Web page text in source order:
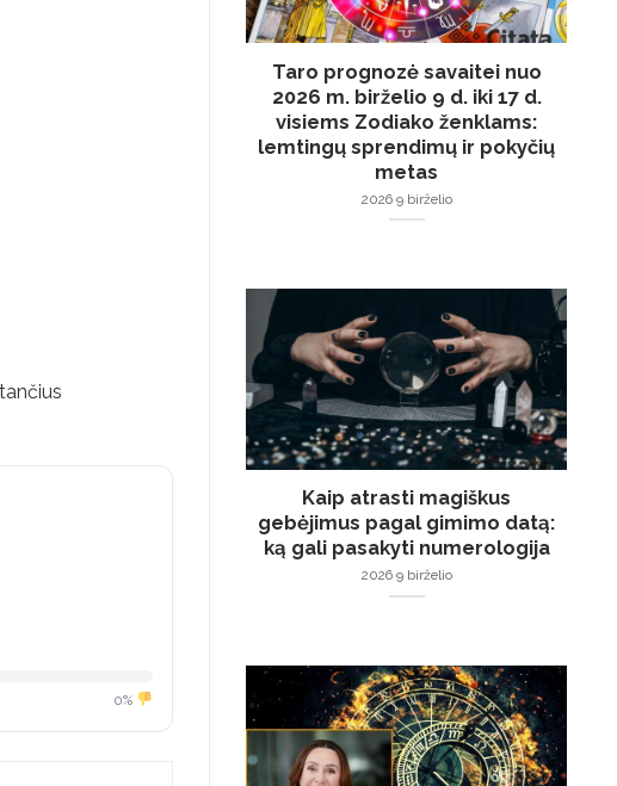
0%
Taro prognozė savaitei nuo
2026 m. birželio 9 d. iki 17 d.
visiems Zodiako ženklams:
lemtingų sprendimų ir pokyčių
metas
2026 9 birželio
Kaip atrasti magiškus
gebėjimus pagal gimimo datą:
ką gali pasakyti numerologija
2026 9 birželio